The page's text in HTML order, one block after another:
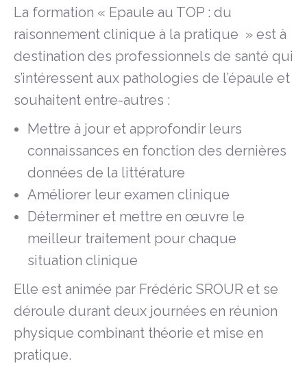
La formation « Epaule au TOP : du
raisonnement clinique à la pratique » est à
destination des professionnels de santé qui
s’intéressent aux pathologies de l’épaule et
souhaitent entre-autres :
Mettre à jour et approfondir leurs
connaissances en fonction des dernières
données de la littérature
Améliorer leur examen clinique
Déterminer et mettre en œuvre le
meilleur traitement pour chaque
situation clinique
Elle est animée par Frédéric SROUR et se
déroule durant deux journées en réunion
physique combinant théorie et mise en
pratique.